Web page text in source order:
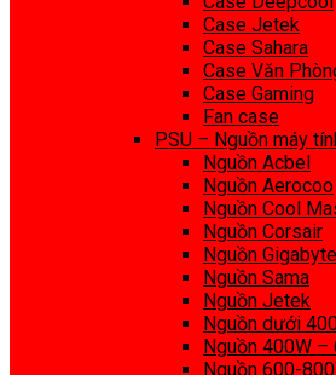
Case Jetek
Case Sahara
Case Văn
Case Gaming
Fan case
PSU – Nguồn máy
Nguồn Acbel
Nguồn Aerocoo
Nguồn Cool
Nguồn Corsair
Nguồn Gigabyte
Nguồn Sama
Nguồn Jetek
Nguồn dưới
Nguồn 400W –
Nguồn 600-